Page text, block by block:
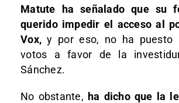
Matute ha señalado que su
querido impedir el acceso al
Vox, y por eso, no ha puesto
votos a favor de la
Sánchez.
No obstante, ha dicho que la